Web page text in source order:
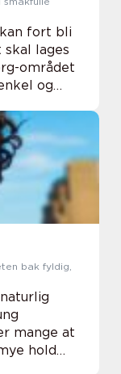
fort bli
lages
området
og
g...
bak fyldig,
mange at
hold